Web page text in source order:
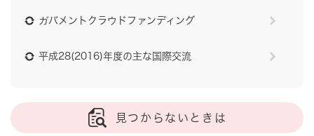
ガバメントクラウドファンディング
平成28(2016)年度の主な国際交流
見つからないときは